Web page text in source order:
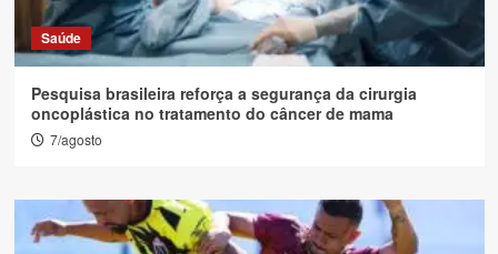
Saúde
Pesquisa brasileira reforça a segurança da cirurgia
oncoplástica no tratamento do câncer de mama
7/agosto